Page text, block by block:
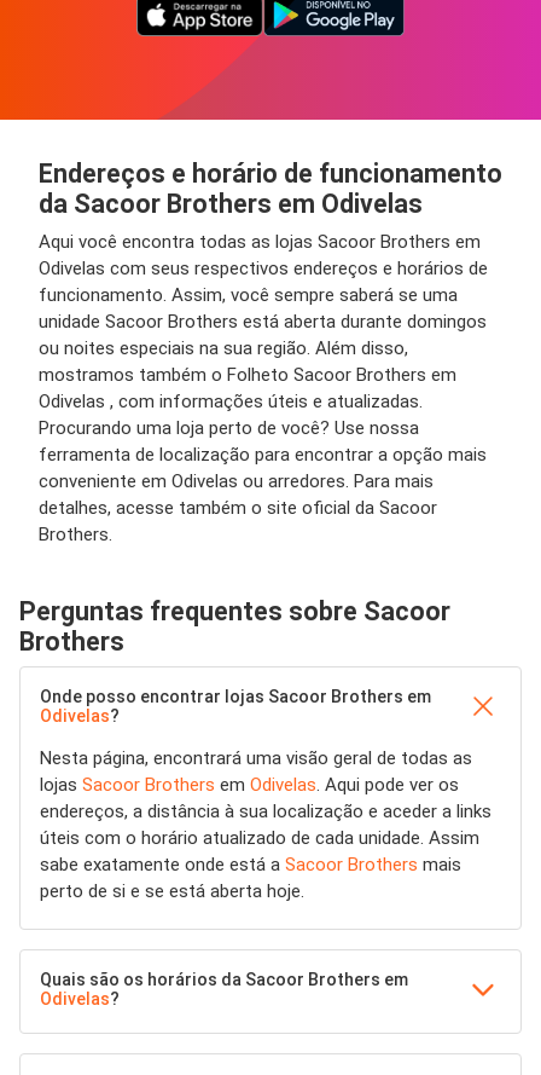
Endereços e horário de funcionamento
da Sacoor Brothers em Odivelas
Aqui você encontra todas as lojas Sacoor Brothers em
Odivelas com seus respectivos endereços e horários de
funcionamento. Assim, você sempre saberá se uma
unidade Sacoor Brothers está aberta durante domingos
ou noites especiais na sua região. Além disso,
mostramos também o Folheto Sacoor Brothers em
Odivelas , com informações úteis e atualizadas.
Procurando uma loja perto de você? Use nossa
ferramenta de localização para encontrar a opção mais
conveniente em Odivelas ou arredores. Para mais
detalhes, acesse também o site oficial da Sacoor
Brothers.
Perguntas frequentes sobre Sacoor
Brothers
Onde posso encontrar lojas Sacoor Brothers em
Odivelas?
Nesta página, encontrará uma visão geral de todas as
lojas Sacoor Brothers em Odivelas. Aqui pode ver os
endereços, a distância à sua localização e aceder a links
úteis com o horário atualizado de cada unidade. Assim
sabe exatamente onde está a Sacoor Brothers mais
perto de si e se está aberta hoje.
Quais são os horários da Sacoor Brothers em
Odivelas?